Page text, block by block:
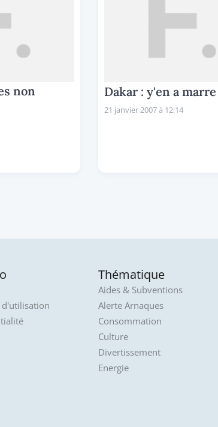
non
Dakar : y'en a marre
21 janvier 2007 à 12:14
d'utilisation
Thématique
Aides & Subventions
Alerte Arnaques
Consommation
Culture
Divertissement
Energie